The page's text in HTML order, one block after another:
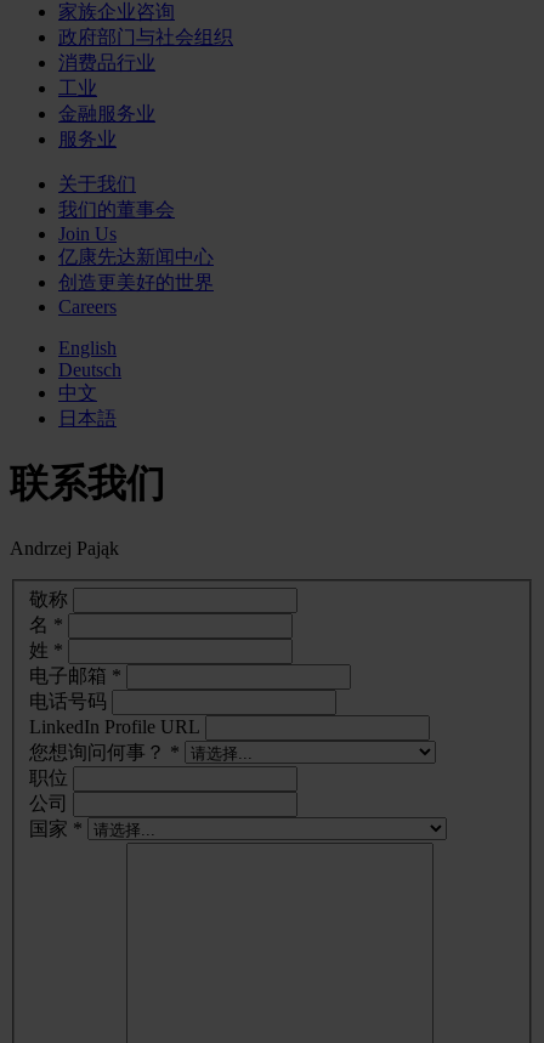
家族企业咨询
政府部门与社会组织
消费品行业
工业
金融服务业
服务业
关于我们
我们的董事会
Join Us
亿康先达新闻中心
创造更美好的世界
Careers
English
Deutsch
中文
日本語
联系我们
Andrzej Pająk
敬称
名 *
姓 *
电子邮箱 *
电话号码
LinkedIn Profile URL
您想询问何事？ *
职位
公司
国家 *